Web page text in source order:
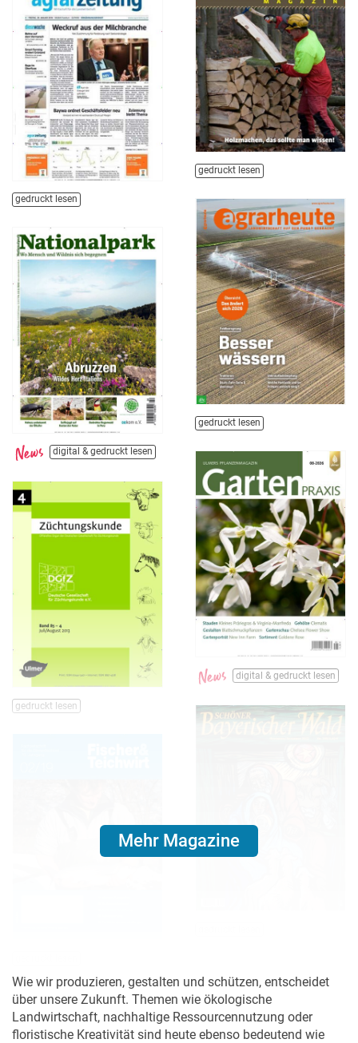
gedruckt lesen
gedruckt lesen
gedruckt lesen
digital & gedruckt lesen
digital & gedruckt lesen
gedruckt lesen
Mehr Magazine
Wie wir produzieren, gestalten und schützen, entscheidet
über unsere Zukunft. Themen wie ökologische
Landwirtschaft, nachhaltige Ressourcennutzung oder
floristische Kreativität sind heute ebenso bedeutend wie